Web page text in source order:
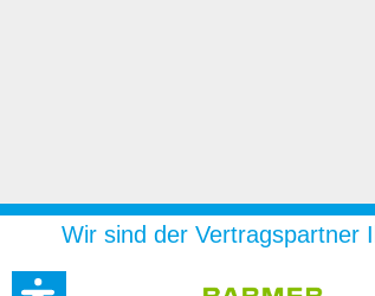
Wir sind der Vertragspartner